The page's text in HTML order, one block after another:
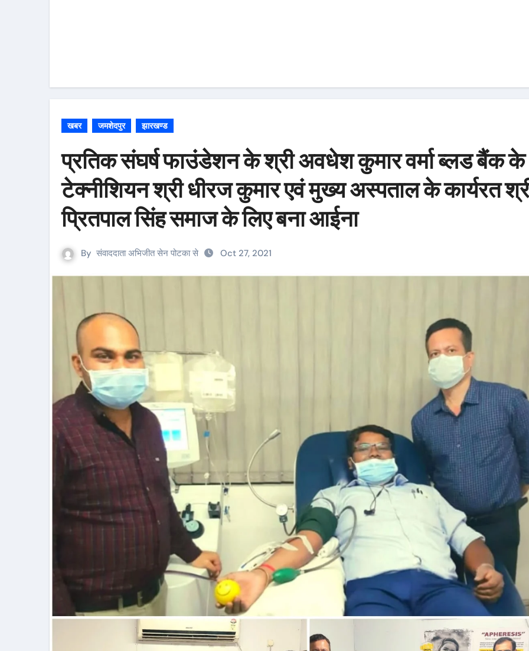
खबर जमशेदपुर झारखण्ड
प्रतिक संघर्ष फाउंडेशन के श्री अवधेश कुमार वर्मा ब्लड बैंक के
टेक्नीशियन श्री धीरज कुमार एवं मुख्य अस्पताल के कार्यरत
प्रितपाल सिंह समाज के लिए बना आईना
By संवाददाता अभिजीत सेन पोटका से Oct 27, 2021